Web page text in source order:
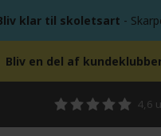
klar til skoletsart -
Bliv en del af
4,6